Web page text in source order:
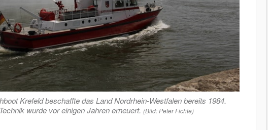
Krefeld beschaffte das Land Nordrhein-Westfalen bereits 1984.
wurde vor einigen Jahren erneuert. (Bild: Peter Fichte)